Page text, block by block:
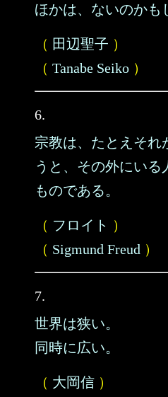
ほかは、ないのかも
（ 田辺聖子 ）
（ Tanabe Seiko ）
6.
宗教は、たとえそれ
うと、その外にいる
ものである。
（ フロイト ）
（ Sigmund Freud ）
7.
世界は狭い。
同時に広い。
（ 大岡信 ）